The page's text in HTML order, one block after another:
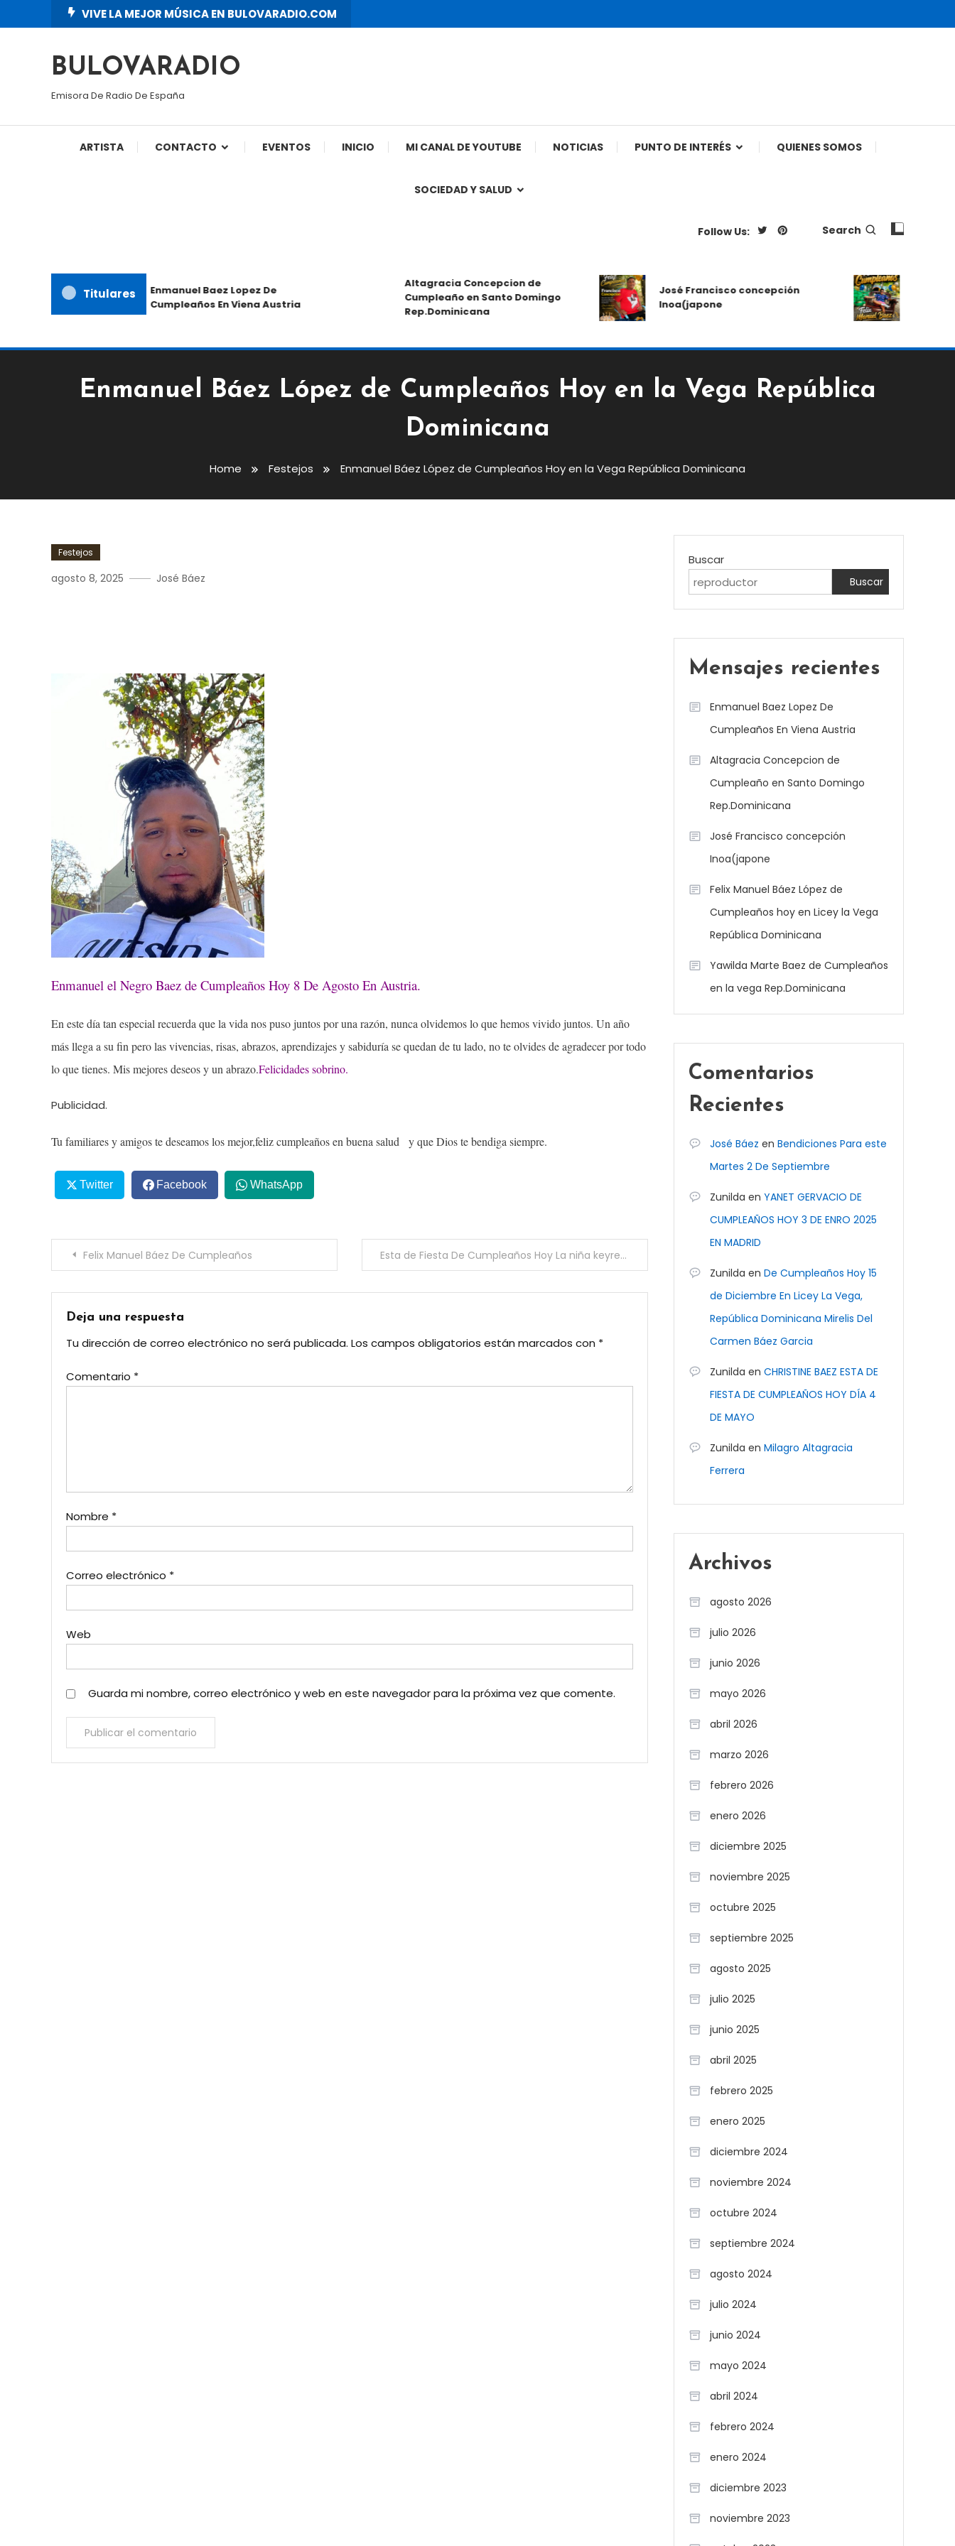
To
VIVE LA MEJOR MÚSICA EN BULOVARADIO.COM
BULOVARADIO
Emisora De Radio De España
ARTISTA CONTACTO EVENTOS INICIO MI CANAL DE YOUTUBE NOTICIAS PUNTO DE INTERÉS QUIENES SOMOS
SOCIEDAD Y SALUD
Follow Us: Search
TitularesEnmanuel Baez Lopez De
Cumpleaños En Viena Austria
Altagracia Concepcion de
Cumpleaño en Santo Domingo
Rep.Dominicana
José Francisco concepción
Inoa(japone
Felix
República
Enmanuel Báez López de Cumpleaños Hoy en la Vega República
Dominicana
Home Festejos Enmanuel Báez López de Cumpleaños Hoy en la Vega República Dominicana
Festejos
agosto 8, 2025 José Báez
Enmanuel el Negro Baez de Cumpleaños Hoy 8 De Agosto En Austria.
En este día tan especial recuerda que la vida nos puso juntos por una razón, nunca olvidemos lo que hemos vivido juntos. Un año
más llega a su fin pero las vivencias, risas, abrazos, aprendizajes y sabiduría se quedan de tu lado, no te olvides de agradecer por todo
lo que tienes. Mis mejores deseos y un abrazo.Felicidades sobrino.
Publicidad.
Tu familiares y amigos te deseamos los mejor,feliz cumpleaños en buena salud y que Dios te bendiga siempre.
Twitter Facebook WhatsApp
Navegación
entradas
Felix Manuel Báez De Cumpleaños Esta de Fiesta De Cumpleaños Hoy La niña keyren Concepción Contreras
Deja una respuesta
Tu dirección de correo electrónico no será publicada. Los campos obligatorios están marcados con *
Comentario *
Nombre *
Correo electrónico *
Web
Guarda mi nombre, correo electrónico y web en este navegador para la próxima vez que comente.
Buscar
Buscar
Mensajes recientes
Enmanuel Baez Lopez De
Cumpleaños En Viena Austria
Altagracia Concepcion de
Cumpleaño en Santo Domingo
Rep.Dominicana
José Francisco concepción
Inoa(japone
Felix Manuel Báez López de
Cumpleaños hoy en Licey la Vega
República Dominicana
Yawilda Marte Baez de Cumpleaños
en la vega Rep.Dominicana
Comentarios
Recientes
José Báez en Bendiciones Para este
Martes 2 De Septiembre
Zunilda en YANET GERVACIO DE
CUMPLEAÑOS HOY 3 DE ENRO 2025
EN MADRID
Zunilda en De Cumpleaños Hoy 15
de Diciembre En Licey La Vega,
República Dominicana Mirelis Del
Carmen Báez Garcia
Zunilda en CHRISTINE BAEZ ESTA DE
FIESTA DE CUMPLEAÑOS HOY DÍA 4
DE MAYO
Zunilda en Milagro Altagracia
Ferrera
Archivos
agosto 2026
julio 2026
junio 2026
mayo 2026
abril 2026
marzo 2026
febrero 2026
enero 2026
diciembre 2025
noviembre 2025
octubre 2025
septiembre 2025
agosto 2025
julio 2025
junio 2025
abril 2025
febrero 2025
enero 2025
diciembre 2024
noviembre 2024
octubre 2024
septiembre 2024
agosto 2024
julio 2024
junio 2024
mayo 2024
abril 2024
febrero 2024
enero 2024
diciembre 2023
noviembre 2023